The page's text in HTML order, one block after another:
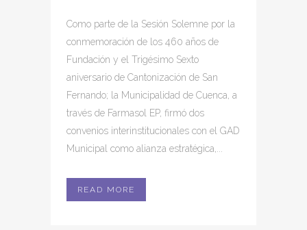
Como parte de la Sesión Solemne por la
conmemoración de los 460 años de
Fundación y el Trigésimo Sexto
aniversario de Cantonización de San
Fernando; la Municipalidad de Cuenca, a
través de Farmasol EP, firmó dos
convenios interinstitucionales con el GAD
Municipal como alianza estratégica,...
READ MORE